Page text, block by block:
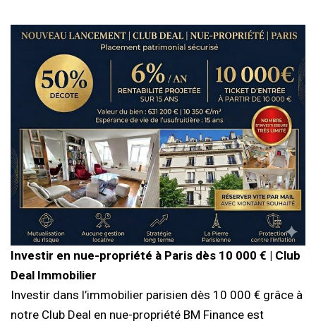
Investir en nue-propriété à Paris dès 10 000 € | Club
Deal Immobilier
Investir dans l’immobilier parisien dès 10 000 € grâce à
notre Club Deal en nue-propriété BM Finance est